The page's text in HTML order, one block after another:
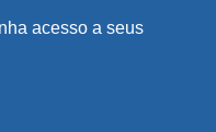
acesso a seus